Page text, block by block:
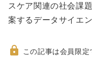
スケア関連の社会課
案するデータサイエ
この記事は会員限定